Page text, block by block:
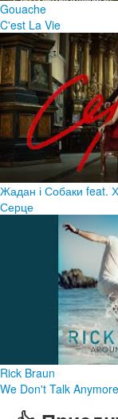
Gouache
C'est La Vie
Жадан і Собаки feat.
Серце
Rick Braun
We Don't Talk Anymore